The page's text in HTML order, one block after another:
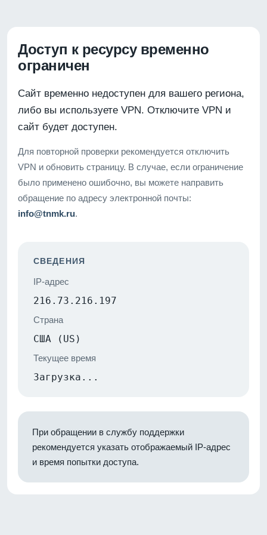
Доступ к ресурсу временно
ограничен
Сайт временно недоступен для вашего региона,
либо вы используете VPN. Отключите VPN и
сайт будет доступен.
Для повторной проверки рекомендуется отключить
VPN и обновить страницу. В случае, если ограничение
было применено ошибочно, вы можете направить
обращение по адресу электронной почты:
info@tnmk.ru.
СВЕДЕНИЯ
IP-адрес
216.73.216.197
Страна
США (US)
Текущее время
Загрузка...
При обращении в службу поддержки
рекомендуется указать отображаемый IP-адрес
и время попытки доступа.